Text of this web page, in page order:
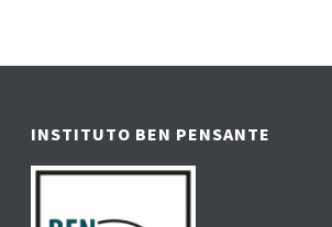
INSTITUTO BEN PENSANTE